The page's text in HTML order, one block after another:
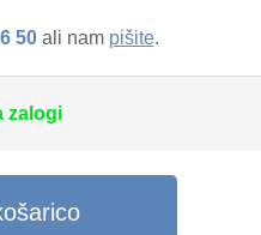
50ali nam pišite.
zalogi